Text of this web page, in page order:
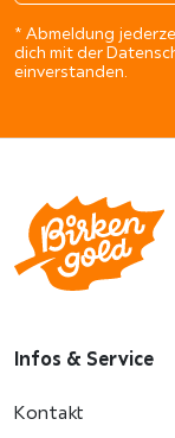
* Abmeldung
dich mit der
einverstanden.
Infos & Service
Kontakt